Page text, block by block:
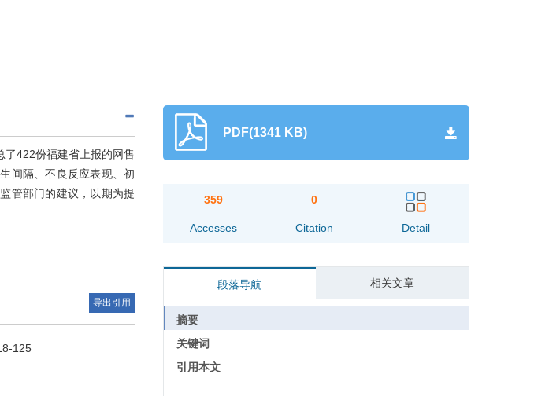
422份福建省上报的网售
间隔、不良反应表现、初
管部门的建议，以期为提
导出引用
125
PDF(1341 KB)
359
Accesses
0
Citation Detail
段落导航 相关文章
摘要
关键词
引用本文